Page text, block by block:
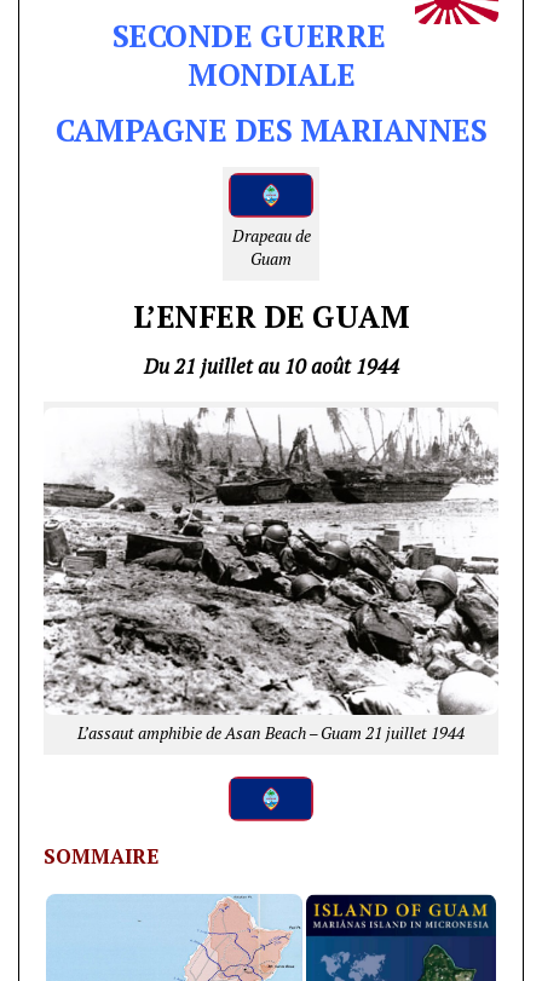
SECONDE GUERRE
MONDIALE
CAMPAGNE DES MARIANNES
Drapeau de
Guam
L’ENFER DE GUAM
Du 21 juillet au 10 août 1944
L’assaut amphibie de Asan Beach – Guam 21 juillet 1944
SOMMAIRE